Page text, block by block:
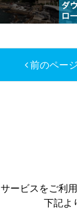
前のページ
サービスをご利
下記よ